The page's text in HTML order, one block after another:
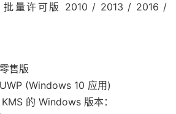
批量许可版 2010 / 2013 / 2016 /
售版
(Windows 10 应用)
的 Windows 版本：